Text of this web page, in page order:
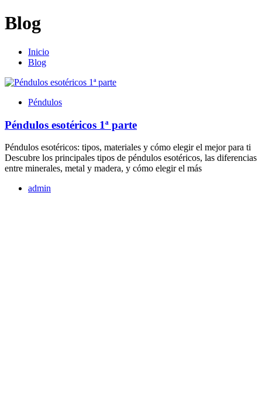
Blog
Inicio
Blog
Péndulos
Péndulos esotéricos 1ª parte
Péndulos esotéricos: tipos, materiales y cómo elegir el mejor para ti
Descubre los principales tipos de péndulos esotéricos, las diferencias
entre minerales, metal y madera, y cómo elegir el más
admin